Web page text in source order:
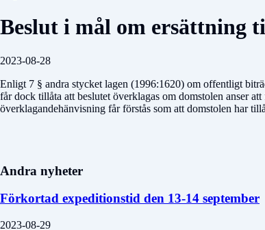
Beslut i mål om ersättning
2023-08-28
Enligt 7 § andra stycket lagen (1996:1620) om offentligt
får dock tillåta att beslutet överklagas om domstolen anser
överklagandehänvisning får förstås som att domstolen har
Andra nyheter
Förkortad expeditionstid den 13-14 september
2023-08-29